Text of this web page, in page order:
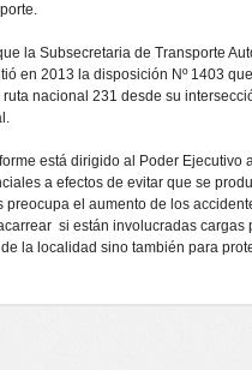
la Subsecretaria de Transporte
en 2013 la disposición Nº 1403
nacional 231 desde su
está dirigido al Poder Ejecutivo
a efectos de evitar que se
preocupa el aumento de los
si están involucradas
la localidad sino también para